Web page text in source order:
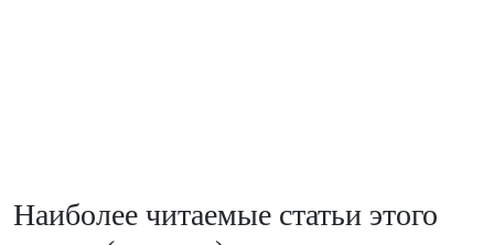
Наиболее читаемые статьи этого